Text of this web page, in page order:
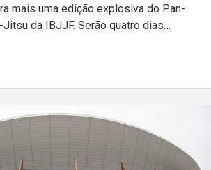
mais uma edição explosiva do Pan-
da IBJJF. Serão quatro dias…